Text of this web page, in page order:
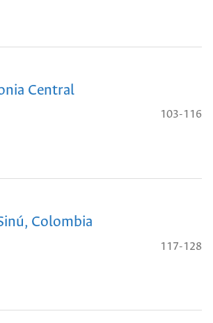
Central
103-116
Colombia
117-128